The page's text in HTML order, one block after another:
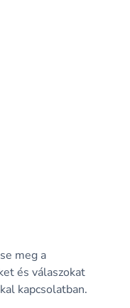
meg a
és válaszokat
kapcsolatban.